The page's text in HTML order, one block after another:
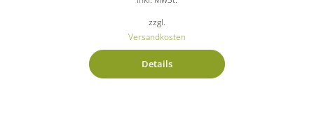
zzgl.
Versandkosten
Details